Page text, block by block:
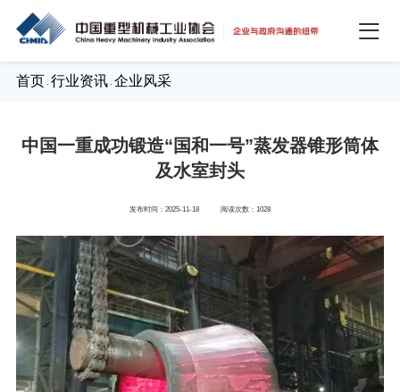
首页 - 行业资讯- 企业风采
中国一重成功锻造“国和一号”蒸发器锥形筒体
及水室封头
发布时间：2025-11-18 阅读次数：1028